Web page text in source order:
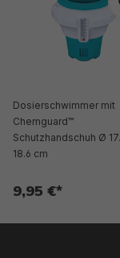
Dosierschwimmer mit
Chemguard™
Schutzhandschuh Ø
18.6 cm
9,95 €*